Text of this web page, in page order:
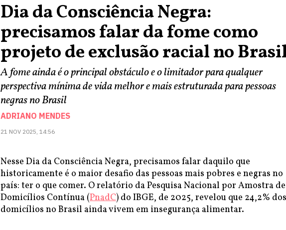
Dia da Consciência Negra:
precisamos falar da fome como
projeto de exclusão racial no
A fome ainda é o principal obstáculo e o limitador para qualquer
perspectiva mínima de vida melhor e mais estruturada para pessoas
negras no Brasil
ADRIANO MENDES
21 NOV 2025, 14:56
Nesse Dia da Consciência Negra, precisamos falar daquilo que
historicamente é o maior desafio das pessoas mais pobres e negras no
país: ter o que comer. O relatório da Pesquisa Nacional por Amostra de
Domicílios Contínua (PnadC) do IBGE, de 2025, revelou que 24,2% dos
domicílios no Brasil ainda vivem em insegurança alimentar.